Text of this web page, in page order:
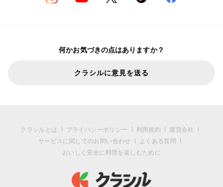
何かお気づきの点はありますか？
クラシルに意見を送る
クラシルとは プライバシーポリシー 利用規約
運営会社
サービスに関してのお問い合わせ
よくある質問
おいしく安全に料理を楽しむために